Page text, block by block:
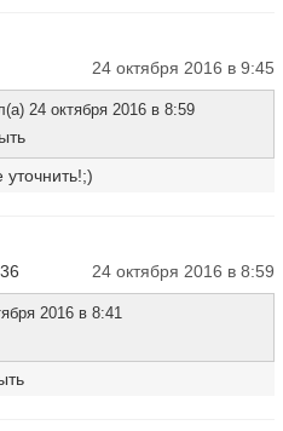
24 октября 2016 в 9:45
24 октября 2016 в 8:59
24 октября 2016 в 8:59
2016 в 8:41